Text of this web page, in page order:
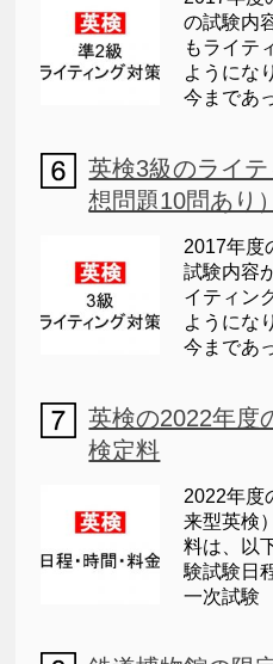
の試験内
もライテ
ようにな
今まであ
英検3級のライ
想問題10問あり）
2017年度
試験内容
イティン
ようにな
今まであ
英検の2022年度
検定料
2022年度
来型英検
料は、以
験試験日
一次試験